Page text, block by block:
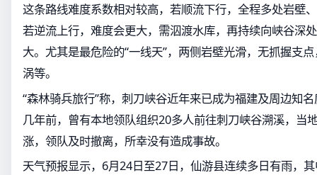
这条路线难度系数相对较高，若顺流下行，全程多处岩壁
若逆流上行，难度会更大，需泅渡水库，再持续向峡谷深
大。尤其是最危险的“一线天”，两侧岩壁光滑，无抓握支
涡等。
“森林骑兵旅行”称，刺刀峡谷近年来已成为福建及周边知
几年前，曾有本地领队组织20多人前往刺刀峡谷溯溪，当
涨，领队及时撤离，所幸没有造成事故。
天气预报显示，6月24日至27日，仙游县连续多日有雨，